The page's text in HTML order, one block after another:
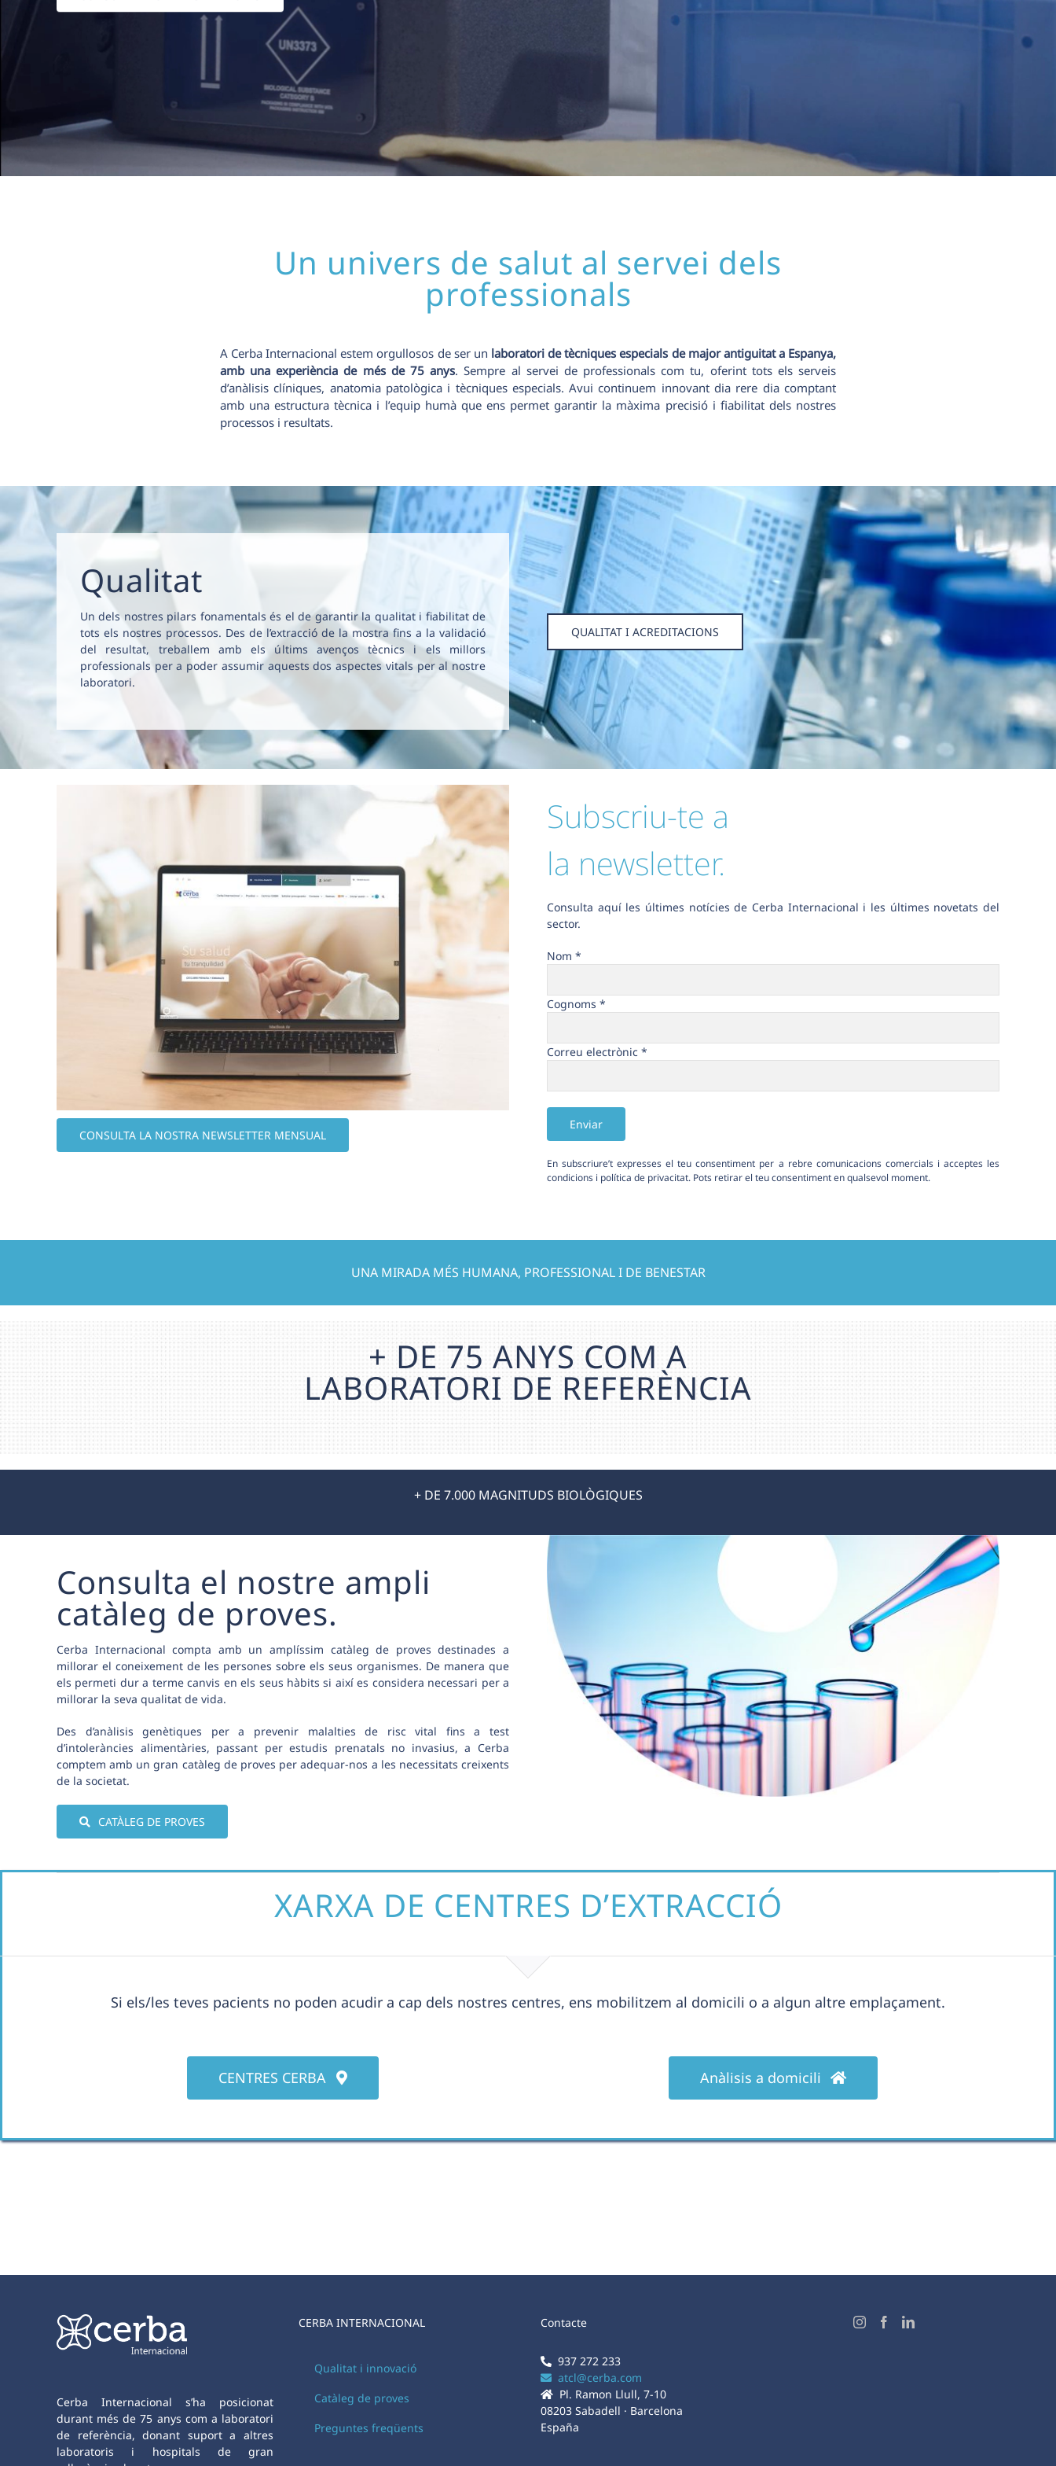
Un univers de salut al servei dels
professionals
A Cerba Internacional estem orgullosos de ser un laboratori de tècniques especials de major antiguitat a Espanya,
amb una experiència de més de 75 anys. Sempre al servei de professionals com tu, oferint tots els serveis
d’anàlisis clíniques, anatomia patològica i tècniques especials. Avui continuem innovant dia rere dia comptant
amb una estructura tècnica i l’equip humà que ens permet garantir la màxima precisió i fiabilitat dels nostres
processos i resultats.
Qualitat
Un dels nostres pilars fonamentals és el de garantir la qualitat i fiabilitat de
tots els nostres processos. Des de l’extracció de la mostra fins a la validació
del resultat, treballem amb els últims avenços tècnics i els millors
professionals per a poder assumir aquests dos aspectes vitals per al nostre
laboratori.
QUALITAT I ACREDITACIONS
CONSULTA LA NOSTRA NEWSLETTER MENSUAL
Subscriu-te a
la newsletter.
Consulta aquí les últimes notícies de Cerba Internacional i les últimes novetats del
sector.
Nom *
Cognoms *
Correu electrònic *
Alternative:
En subscriure’t expresses el teu consentiment per a rebre comunicacions comercials i acceptes les
condicionsi política de privacitat. Pots retirar el teu consentiment en qualsevol moment.
UNA MIRADA MÉS HUMANA, PROFESSIONAL I DE BENESTAR
+ DE 75 ANYS COM A
LABORATORI DE REFERÈNCIA
+ DE 7.000 MAGNITUDS BIOLÒGIQUES
Consulta el nostre ampli
catàleg de proves.
Cerba Internacional compta amb un amplíssim catàleg de proves destinades a
millorar el coneixement de les persones sobre els seus organismes. De manera que
els permeti dur a terme canvis en els seus hàbits si així es considera necessari per a
millorar la seva qualitat de vida.
Des d’anàlisis genètiques per a prevenir malalties de risc vital fins a test
d’intoleràncies alimentàries, passant per estudis prenatals no invasius, a Cerba
comptem amb un gran catàleg de proves per adequar-nos a les necessitats creixents
de la societat.
CATÀLEG DE PROVES
XARXA DE CENTRES D’EXTRACCIÓ
Si els/les teves pacients no poden acudir a cap dels nostres centres, ens mobilitzem al domicili o a algun altre emplaçament.
CENTRES CERBA Anàlisis a domicili
Cerba Internacional s’ha posicionat
durant més de 75 anys com a laboratori
de referència, donant suport a altres
laboratoris i hospitals de gran
CERBA INTERNACIONAL
Qualitat i innovació
Catàleg de proves
Preguntes freqüents
Contacte
937 272 233
atcl@cerba.com
Pl. Ramon Llull, 7-10
08203 Sabadell · Barcelona
España